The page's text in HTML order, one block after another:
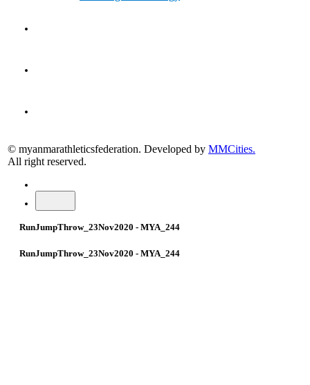
© myanmarathleticsfederation. Developed by MMCities.
All right reserved.
RunJumpThrow_23Nov2020 - MYA_244
RunJumpThrow_23Nov2020 - MYA_244